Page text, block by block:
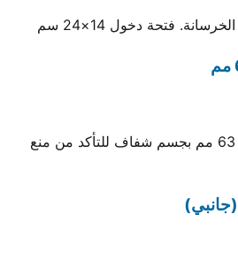
فتحة دخول 14×24 سم
محبس عدم رجوع بقطر 63 مم بجسم شفاف للتأكد من منع